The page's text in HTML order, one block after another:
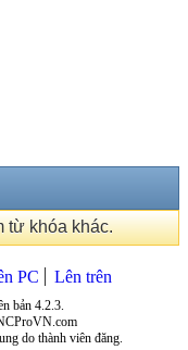
từ khóa khác.
PC Lên trên
bản 4.2.3.
do thành viên đăng.